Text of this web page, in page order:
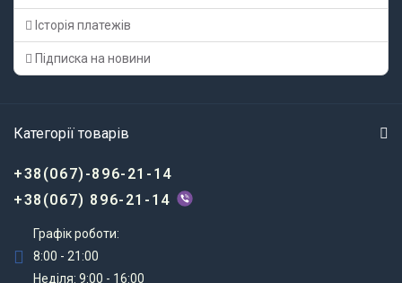
Історія платежів
Підписка на новини
Категорії товарів
+38(067)-896-21-14
+38(067) 896-21-14
Графік роботи:
8:00 - 21:00
Неділя: 9:00 - 16:00